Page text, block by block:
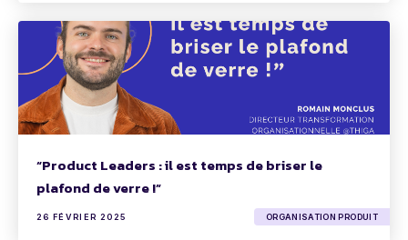
“Product Leaders : il est temps de briser le
plafond de verre !”
26 FÉVRIER 2025 ORGANISATION PRODUIT